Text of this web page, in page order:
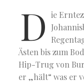
D ie
Ästen bis zum
Hip-Trug von
er „hält“ was er